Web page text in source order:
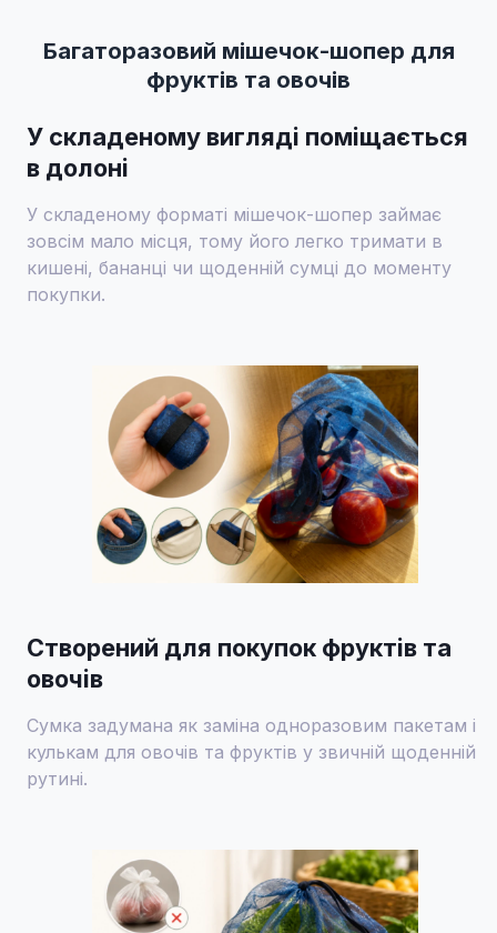
Багаторазовий мішечок-шопер для
фруктів та овочів
У складеному вигляді поміщається
в долоні
У складеному форматі мішечок-шопер займає
зовсім мало місця, тому його легко тримати в
кишені, бананці чи щоденній сумці до моменту
покупки.
Створений для покупок фруктів та
овочів
Сумка задумана як заміна одноразовим пакетам і
кулькам для овочів та фруктів у звичній щоденній
рутині.